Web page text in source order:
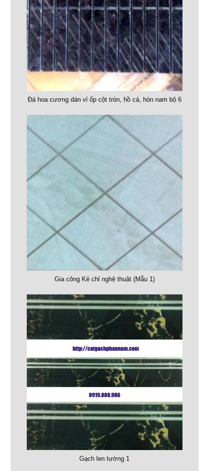
Đá hoa cương dán vỉ ốp cột tròn, hồ cá, hòn nam bộ 6
Gia công Kẻ chỉ nghệ thuật (Mẫu 1)
Gạch len tường 1